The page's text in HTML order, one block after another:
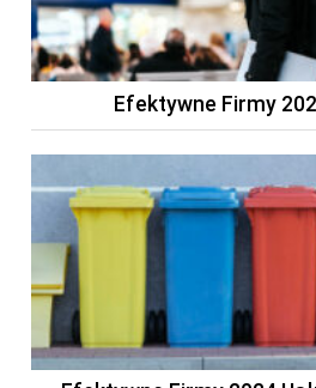
Efektywne Firmy